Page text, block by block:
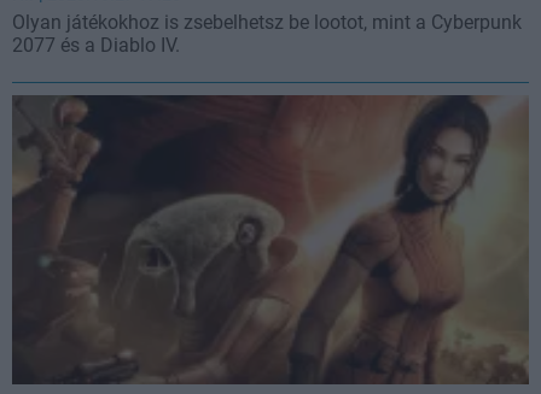
Olyan játékokhoz is zsebelhetsz be lootot, mint a Cyberpunk
2077 és a Diablo IV.